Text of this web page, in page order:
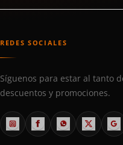
REDES SOCIALES
Síguenos para estar al tanto
descuentos y promociones.